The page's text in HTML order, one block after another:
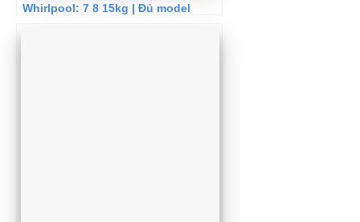
Whirlpool: 7 8 15kg | Đủ model